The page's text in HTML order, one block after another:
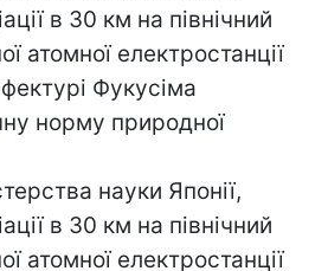
в 30 км на північний
атомної електростанції
Фукусіма
норму природної
науки Японії,
в 30 км на північний
атомної електростанції